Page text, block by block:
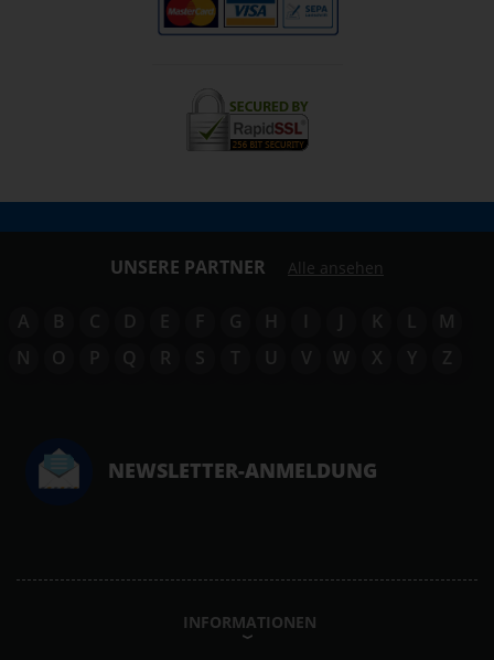
UNSERE PARTNER Alle ansehen
A B C D E F G H I J K L
M
N
O P Q R S T U V W X Y Z
NEWSLETTER-ANMELDUNG
INFORMATIONEN